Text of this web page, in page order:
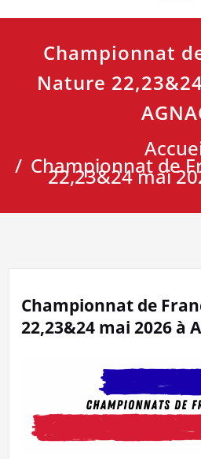
Championnat
Nature
Championnat de
22,23&24 mai
Championnat de
22,23&24 mai 2026 à